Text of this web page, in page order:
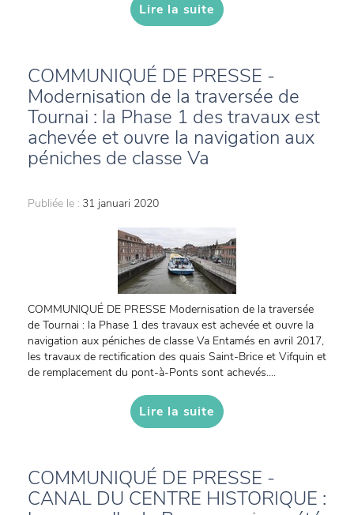
Lire la suite
COMMUNIQUÉ DE PRESSE -
Modernisation de la traversée de
Tournai : la Phase 1 des travaux est
achevée et ouvre la navigation aux
péniches de classe Va
Publiée le : 31 januari 2020
COMMUNIQUÉ DE PRESSE Modernisation de la traversée
de Tournai : la Phase 1 des travaux est achevée et ouvre la
navigation aux péniches de classe Va Entamés en avril 2017,
les travaux de rectification des quais Saint-Brice et Vifquin et
de remplacement du pont-à-Ponts sont achevés....
Lire la suite
COMMUNIQUÉ DE PRESSE -
CANAL DU CENTRE HISTORIQUE :